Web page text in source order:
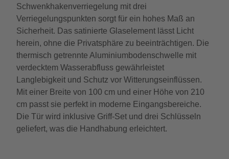
Schwenkhakenverriegelung mit drei
Verriegelungspunkten sorgt für ein hohes Maß an
Sicherheit. Das satinierte Glaselement lässt Licht
herein, ohne die Privatsphäre zu beeinträchtigen. Die
thermisch getrennte Aluminiumbodenschwelle mit
verdecktem Wasserabfluss gewährleistet
Langlebigkeit und Schutz vor Witterungseinflüssen.
Mit einer Breite von 100 cm und einer Höhe von 210
cm passt sie perfekt in moderne Eingangsbereiche.
Die Tür wird inklusive Griff-Set und drei Schlüsseln
geliefert, was die Handhabung erleichtert.